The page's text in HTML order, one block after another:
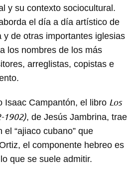
y su contexto sociocultural.
el día a día artístico de
y de otras importantes iglesias
los nombres de los más
arreglistas, copistas e
Isaac Campantón, el libro Los
1902), de Jesús Jambrina, trae
“ajiaco cubano” que
el componente hebreo es
que se suele admitir.